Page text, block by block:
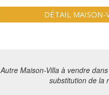
DÉTAIL MAISON-
Autre Maison-Villa à vendre
substitution de la